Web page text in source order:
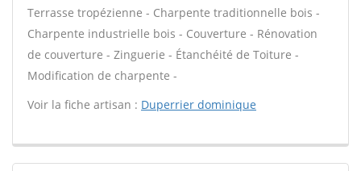
Terrasse tropézienne - Charpente traditionnelle bois -
Charpente industrielle bois - Couverture - Rénovation
de couverture - Zinguerie - Étanchéité de Toiture -
Modification de charpente -
Voir la fiche artisan : Duperrier dominique